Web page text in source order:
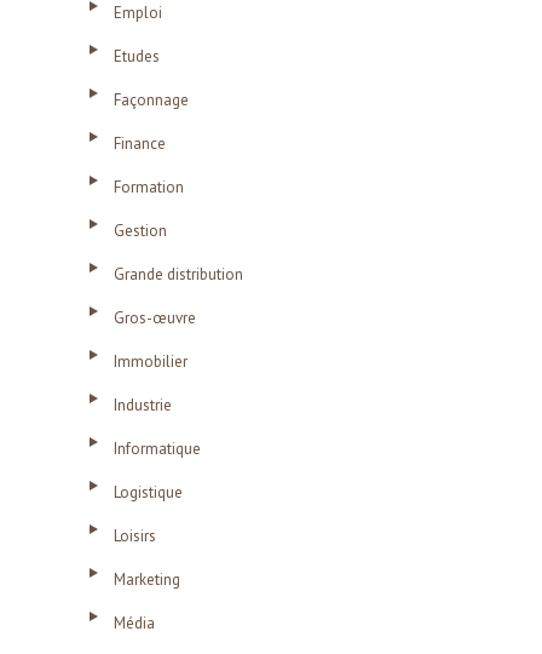
Emploi
Etudes
Façonnage
Finance
Formation
Gestion
Grande distribution
Gros-œuvre
Immobilier
Industrie
Informatique
Logistique
Loisirs
Marketing
Média